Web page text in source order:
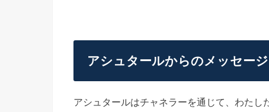
アシュタールからのメッセージ
アシュタールはチャネラーを通じて、わたし